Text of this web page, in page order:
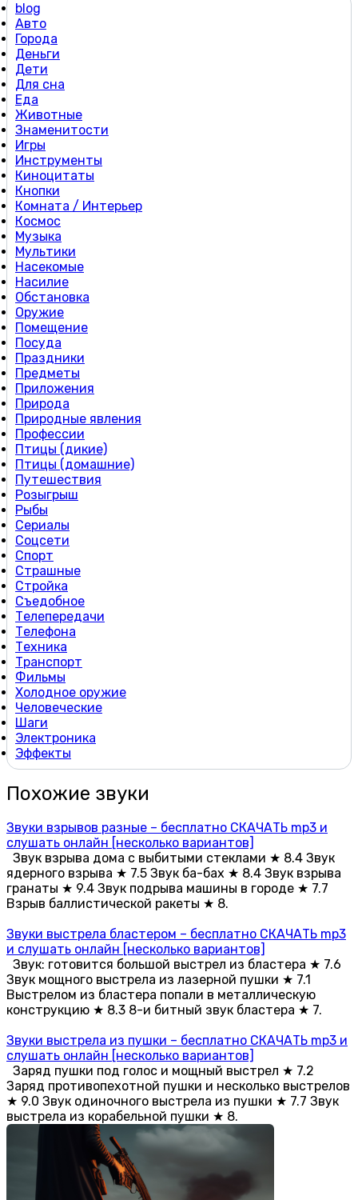
blog
Авто
Города
Деньги
Дети
Для сна
Еда
Животные
Знаменитости
Игры
Инструменты
Киноцитаты
Кнопки
Комната / Интерьер
Космос
Музыка
Мультики
Насекомые
Насилие
Обстановка
Оружие
Помещение
Посуда
Праздники
Предметы
Приложения
Природа
Природные явления
Профессии
Птицы (дикие)
Птицы (домашние)
Путешествия
Розыгрыш
Рыбы
Сериалы
Соцсети
Спорт
Страшные
Стройка
Съедобное
Телепередачи
Телефона
Техника
Транспорт
Фильмы
Холодное оружие
Человеческие
Шаги
Электроника
Эффекты
Похожие звуки
Звуки взрывов разные – бесплатно СКАЧАТЬ mp3 и
слушать онлайн [несколько вариантов]
Звук взрыва дома с выбитыми стеклами ★ 8.4 Звук
ядерного взрыва ★ 7.5 Звук ба-бах ★ 8.4 Звук взрыва
гранаты ★ 9.4 Звук подрыва машины в городе ★ 7.7
Взрыв баллистической ракеты ★ 8.
Звуки выстрела бластером – бесплатно СКАЧАТЬ mp3
и слушать онлайн [несколько вариантов]
Звук: готовится большой выстрел из бластера ★ 7.6
Звук мощного выстрела из лазерной пушки ★ 7.1
Выстрелом из бластера попали в металлическую
конструкцию ★ 8.3 8-и битный звук бластера ★ 7.
Звуки выстрела из пушки – бесплатно СКАЧАТЬ mp3 и
слушать онлайн [несколько вариантов]
Заряд пушки под голос и мощный выстрел ★ 7.2
Заряд противопехотной пушки и несколько выстрелов
★ 9.0 Звук одиночного выстрела из пушки ★ 7.7 Звук
выстрела из корабельной пушки ★ 8.